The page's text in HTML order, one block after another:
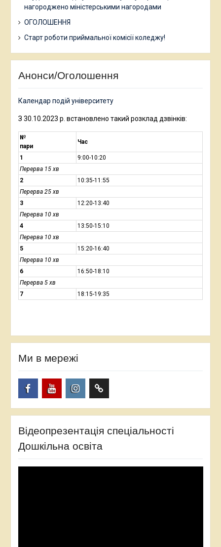
нагороджено міністерськими нагородами
ОГОЛОШЕННЯ
Старт роботи приймальної комісії коледжу!
Анонси/Оголошення
Календар подій університету
З 30.10.2023 р. встановлено такий розклад дзвінків:
№
пари
Час
1
9:00-10:20
Перерва 15 хв
2
10:35-11:55
Перерва 25 хв
3
12:20-13:40
Перерва 10 хв
4
13:50-15:10
Перерва 10 хв
5
15:20-16:40
Перерва 10 хв
6
16:50-18:10
Перерва 5 хв
7
18:15-19:35
Ми в мережі
Відеопрезентація спеціальності
Дошкільна освіта